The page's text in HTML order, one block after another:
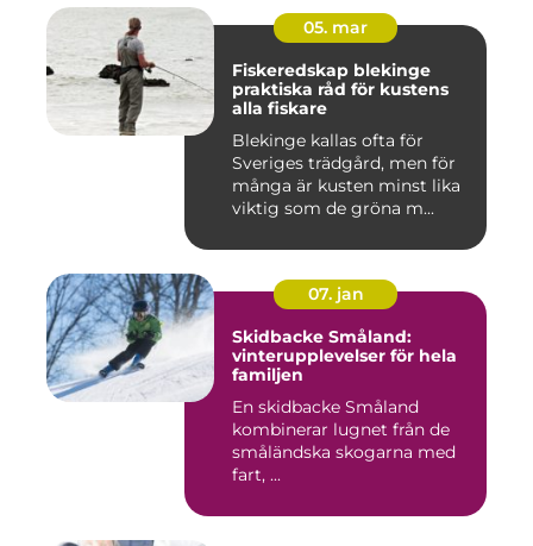
05. mar
Fiskeredskap blekinge
praktiska råd för kustens
alla fiskare
Blekinge kallas ofta för
Sveriges trädgård, men för
många är kusten minst lika
viktig som de gröna m...
07. jan
Skidbacke Småland:
vinterupplevelser för hela
familjen
En skidbacke Småland
kombinerar lugnet från de
småländska skogarna med
fart, ...